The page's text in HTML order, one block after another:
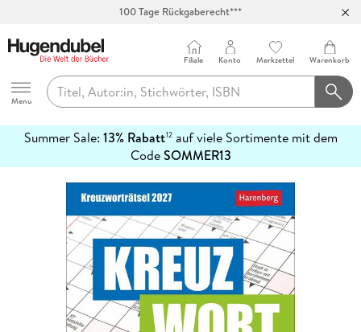
100 Tage Rückgaberecht***
Hugendubel
Menu
Filiale Konto Merkzettel Warenkorb
Summer Sale: 13% Rabatt12auf viele Sortimente mit dem
CodeSOMMER13
erfahren